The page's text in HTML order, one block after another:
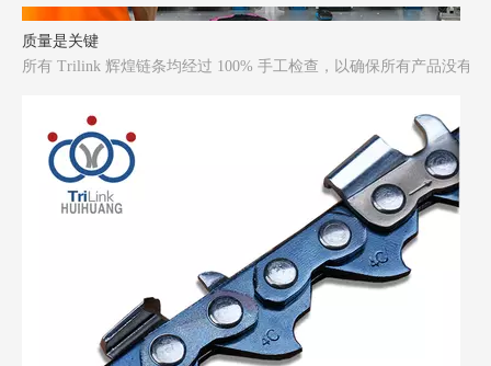
所有 Trilink 辉煌链条均经过 100% 手工检查，以确保所有产品没有